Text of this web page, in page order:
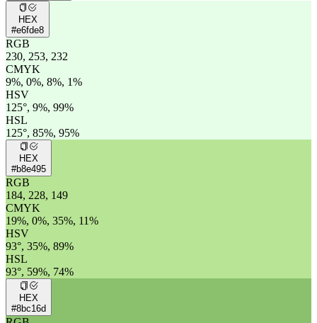
HEX
#e6fde8
RGB
230, 253, 232
CMYK
9%, 0%, 8%, 1%
HSV
125°, 9%, 99%
HSL
125°, 85%, 95%
HEX
#b8e495
RGB
184, 228, 149
CMYK
19%, 0%, 35%, 11%
HSV
93°, 35%, 89%
HSL
93°, 59%, 74%
HEX
#8bc16d